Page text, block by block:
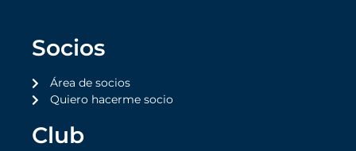
Socios
Área de socios
Quiero hacerme socio
Club